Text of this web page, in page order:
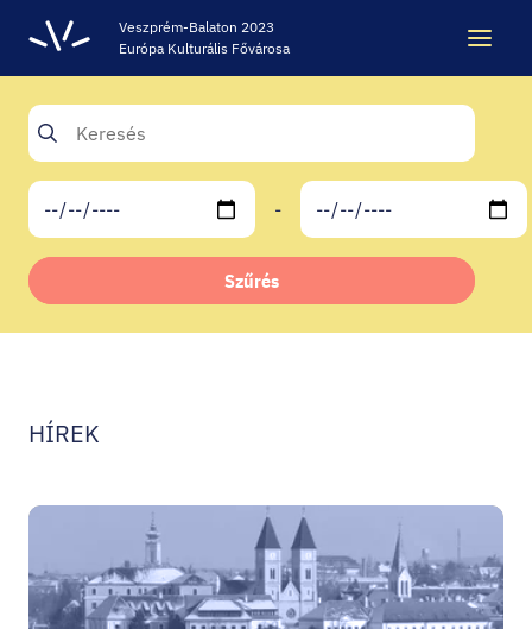
Veszprém-Balaton 2023
Európa Kulturális Fővárosa
Keresés
ÖRÖKSÉG
VESZPRÉM-BALATON 2023 EKF
HELLOVEB PROGRAMAJÁNLÓ
KARRIER
-
Szűrés
HÍREK